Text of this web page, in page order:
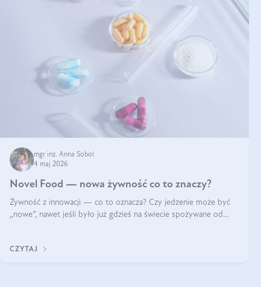
mgr inż. Anna Sobol
4 maj 2026
Novel Food — nowa żywność co to znaczy?
Żywność z innowacji — co to oznacza? Czy jedzenie może być
„nowe”, nawet jeśli było już gdzieś na świecie spożywane od
poznasz definicję n
CZYTAJ